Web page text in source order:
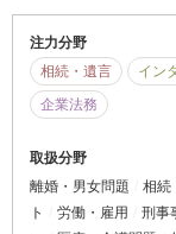
注力分野
相続・遺言
イン
企業法務
取扱分野
離婚・男女問題
相続
ト
労働・雇用 刑事